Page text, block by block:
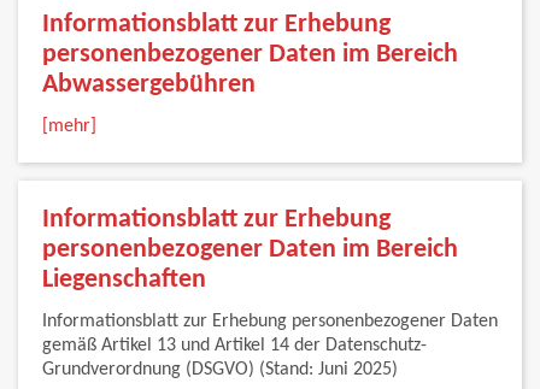
Informationsblatt zur Erhebung
personenbezogener Daten im Bereich
Abwassergebühren
[mehr]
Informationsblatt zur Erhebung
personenbezogener Daten im Bereich
Liegenschaften
Informationsblatt zur Erhebung personenbezogener Daten
gemäß Artikel 13 und Artikel 14 der Datenschutz-
Grundverordnung (DSGVO) (Stand: Juni 2025)